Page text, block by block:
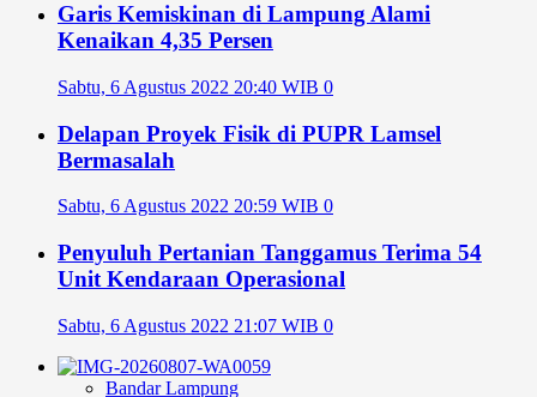
Garis Kemiskinan di Lampung Alami
Kenaikan 4,35 Persen
Sabtu, 6 Agustus 2022 20:40 WIB 0
Delapan Proyek Fisik di PUPR Lamsel
Bermasalah
Sabtu, 6 Agustus 2022 20:59 WIB 0
Penyuluh Pertanian Tanggamus Terima 54
Unit Kendaraan Operasional
Sabtu, 6 Agustus 2022 21:07 WIB 0
Bandar Lampung